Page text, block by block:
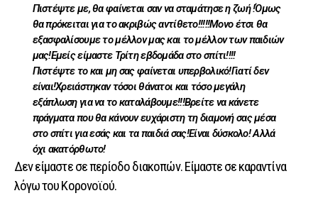
Πιστέψτε με, θα φαίνεται σαν να σταμάτησε η ζωή !Όμως
θα πρόκειται για το ακριβώς αντίθετο!!!!!Μονο έτσι θα
εξασφαλίσουμε το μέλλον μας και το μέλλον των παιδιών
μας!Εμείς είμαστε Τρίτη εβδομάδα στο σπίτι!!!!
Πιστέψτε το και μη σας φαίνεται υπερβολικό!Γιατί δεν
είναι!Χρειάστηκαν τόσοι θάνατοι και τόσο μεγάλη
εξάπλωση για να το καταλάβουμε!!!Βρείτε να κάνετε
πράγματα που θα κάνουν ευχάριστη τη διαμονή σας μέσα
στο σπίτι για εσάς και τα παιδιά σας!Είναι δύσκολο! Αλλά
όχι ακατόρθωτο!
Δεν είμαστε σε περίοδο διακοπών. Είμαστε σε καραντίνα
λόγω του Κορονοϊού.